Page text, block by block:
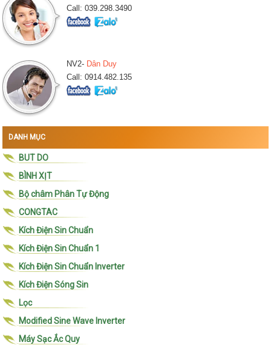
Call: 039.298.3490
NV2- Dân Duy
Call: 0914.482.135
DANH MỤC
BUT DO
BÌNH XỊT
Bộ châm Phân Tự Động
CONGTAC
Kích Điện Sin Chuẩn
Kích Điện Sin Chuẩn 1
Kích Điện Sin Chuẩn Inverter
Kích Điện Sóng Sin
Lọc
Modified Sine Wave Inverter
Máy Sạc Ắc Quy